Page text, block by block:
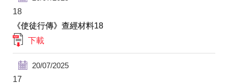
18
《使徒行傳》查經材料18
下載
20/07/2025
17